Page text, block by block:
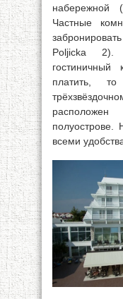
набережной
Частные
Poljicka 2).
платить,
всеми